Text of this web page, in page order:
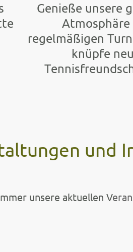
Genieße unsere
Atmosphäre
regelmäßigen
knüpfe
und
unsere aktuellen V